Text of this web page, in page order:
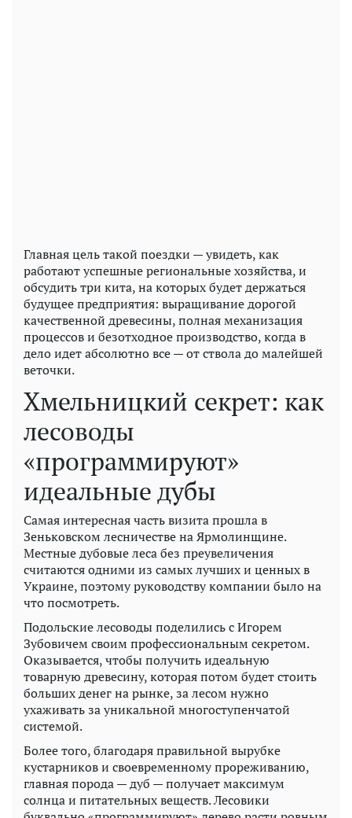
Главная цель такой поездки — увидеть, как
работают успешные региональные хозяйства, и
обсудить три кита, на которых будет держаться
будущее предприятия: выращивание дорогой
качественной древесины, полная механизация
процессов и безотходное производство, когда в
дело идет абсолютно все — от ствола до малейшей
веточки.
Хмельницкий секрет: как
лесоводы
«программируют»
идеальные дубы
Самая интересная часть визита прошла в
Зеньковском лесничестве на Ярмолинщине.
Местные дубовые леса без преувеличения
считаются одними из самых лучших и ценных в
Украине, поэтому руководству компании было на
что посмотреть.
Подольские лесоводы поделились с Игорем
Зубовичем своим профессиональным секретом.
Оказывается, чтобы получить идеальную
товарную древесину, которая потом будет стоить
больших денег на рынке, за лесом нужно
ухаживать за уникальной многоступенчатой ​​
системой.
Более того, благодаря правильной вырубке
кустарников и своевременному прореживанию,
главная порода — дуб — получает максимум
солнца и питательных веществ. Лесовики